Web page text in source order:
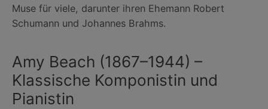
Muse für viele, darunter ihren Ehemann Robert
Schumann und Johannes Brahms.
Amy Beach (1867–1944) –
Klassische Komponistin und
Pianistin